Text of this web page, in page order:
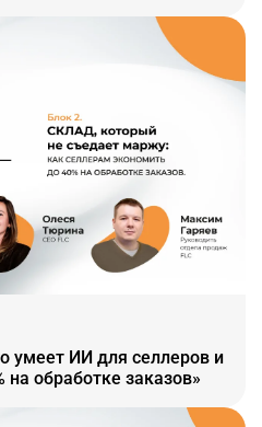
умеет ИИ для селлеров и
на обработке заказов»